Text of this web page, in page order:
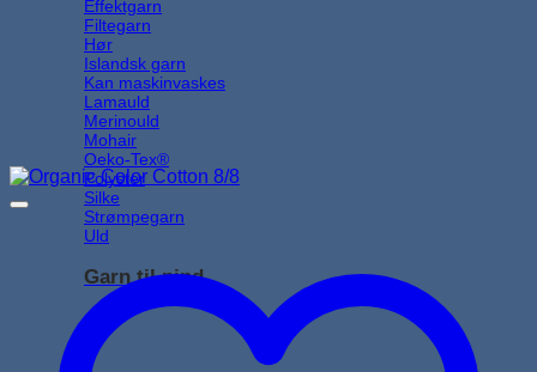
Effektgarn
Filtegarn
Hør
Islandsk garn
Kan maskinvaskes
Lamauld
Merinould
Mohair
Oeko-Tex®
Polyster
Silke
Strømpegarn
Uld
Garn til pind